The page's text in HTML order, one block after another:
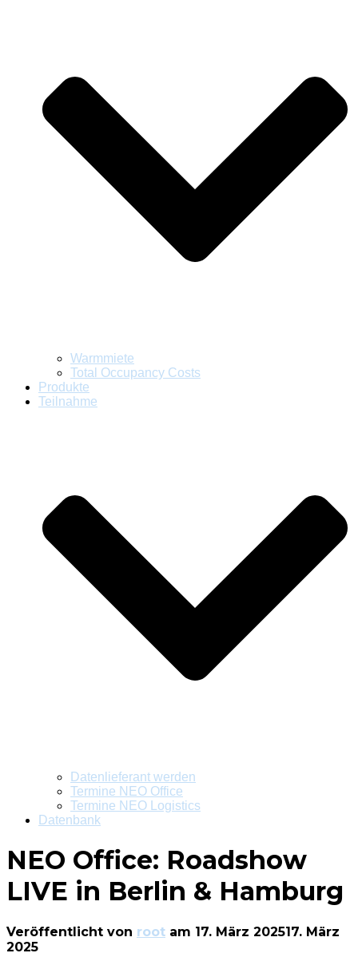
Warmmiete
Total Occupancy Costs
Produkte
Teilnahme
Datenlieferant werden
Termine NEO Office
Termine NEO Logistics
Datenbank
NEO Office: Roadshow
LIVE in Berlin & Hamburg
Veröffentlicht von root am 17. März 202517. März
2025